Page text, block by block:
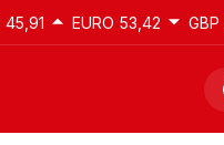
45,91 EURO 53,42 GBP